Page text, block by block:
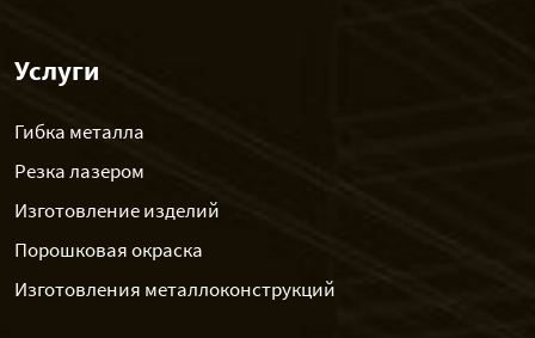
Услуги
Гибка металла
Резка лазером
Изготовление изделий
Порошковая окраска
Изготовления металлоконструкций